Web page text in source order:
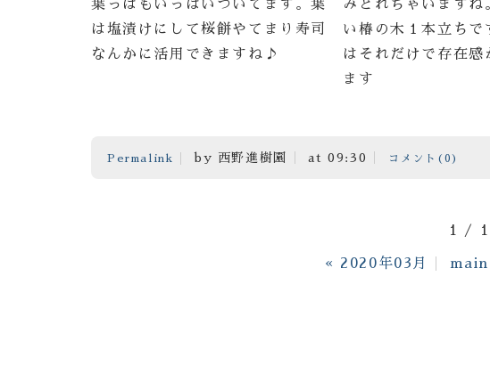
葉っぱもいっぱいついてます。葉
は塩漬けにして桜餅やてまり寿司
なんかに活用できますね♪
みとれちゃいますね
い椿の木１本立ちで
はそれだけで存在感
ます
Permalink by 西野進樹園 at 09:30 コメント(0)
1 / 1
« 2020年03月 main